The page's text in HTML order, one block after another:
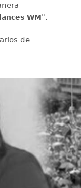
WM".
de